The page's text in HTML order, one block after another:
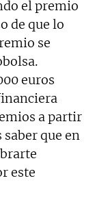
el premio
de que lo
se
euros
a partir
que en
este